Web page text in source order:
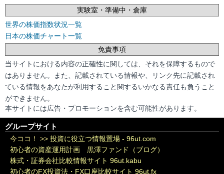
実験室・準備中・倉庫
世界の株価指数状況一覧
日本の株価チャート一覧
免責事項
当サイトにおける内容の正確性に関しては、それを保障するもので
はありません。また、記載されている情報や、リンク先に記載され
ている情報をあなたが利用すること関するいかなる責任も負うこと
ができません。
本サイトには広告・プロモーションを含む可能性があります。
グループサイト
今ココ！ >> 投資に役立つ情報置場 - 96ut.com
初心者の資産運用計画 黒澤ファンド（ブログ）
株式・証券会社比較情報サイト 96ut.kabu
初心者のFX投資法・FX口座比較サイト 96ut.fx